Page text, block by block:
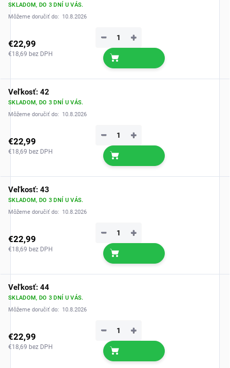
SKLADOM, DO 3 DNÍ U VÁS.
Môžeme doručiť do:
10.8.2026
€22,99
€18,69 bez DPH
+
−
Veľkosť: 42
SKLADOM, DO 3 DNÍ U VÁS.
Môžeme doručiť do:
10.8.2026
€22,99
€18,69 bez DPH
+
−
Veľkosť: 43
SKLADOM, DO 3 DNÍ U VÁS.
Môžeme doručiť do:
10.8.2026
€22,99
€18,69 bez DPH
+
−
Veľkosť: 44
SKLADOM, DO 3 DNÍ U VÁS.
Môžeme doručiť do:
10.8.2026
€22,99
€18,69 bez DPH
+
−